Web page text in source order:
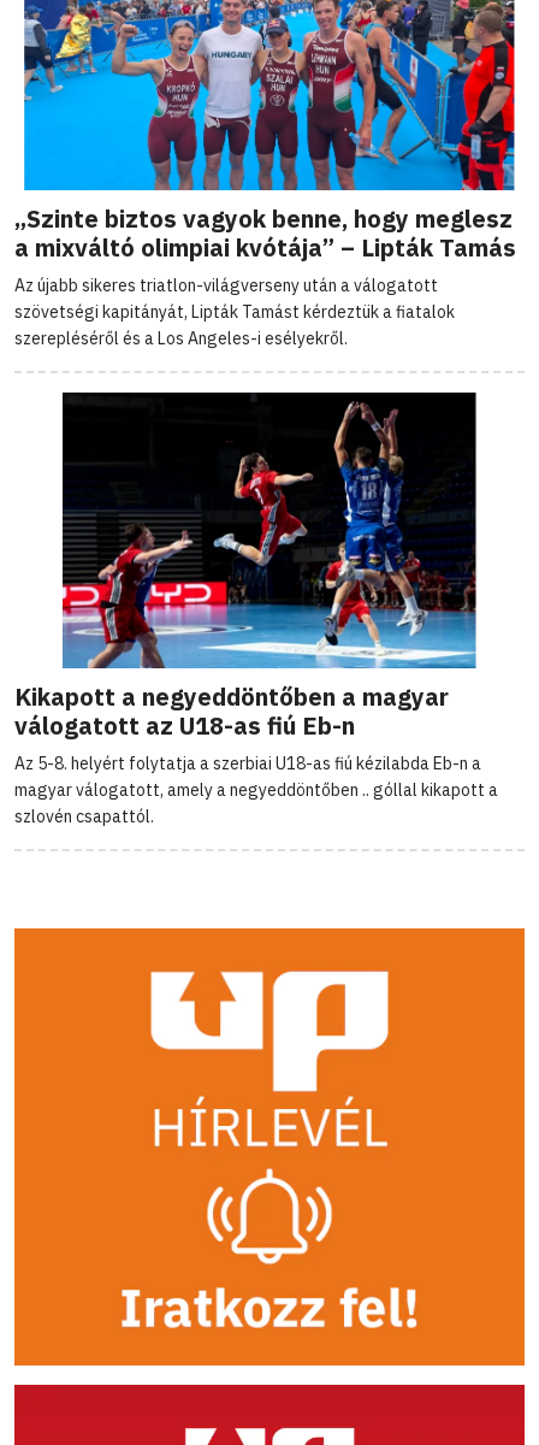
„Szinte biztos vagyok benne, hogy meglesz
a mixváltó olimpiai kvótája” – Lipták Tamás
Az újabb sikeres triatlon-világverseny után a válogatott
szövetségi kapitányát, Lipták Tamást kérdeztük a fiatalok
szerepléséről és a Los Angeles-i esélyekről.
Kikapott a negyeddöntőben a magyar
válogatott az U18-as fiú Eb-n
Az 5-8. helyért folytatja a szerbiai U18-as fiú kézilabda Eb-n a
magyar válogatott, amely a negyeddöntőben .. góllal kikapott a
szlovén csapattól.